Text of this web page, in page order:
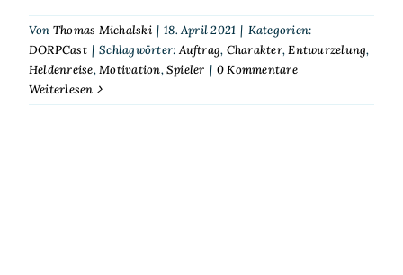
Von Thomas Michalski | 18. April 2021 | Kategorien:
DORPCast | Schlagwörter:Auftrag, Charakter,Entwurzelung,
Heldenreise,Motivation,Spieler | 0 Kommentare
Weiterlesen